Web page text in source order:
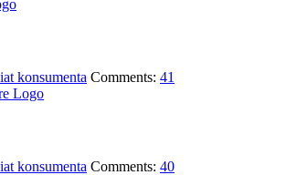
konsumenta Comments: 41
konsumenta Comments: 40